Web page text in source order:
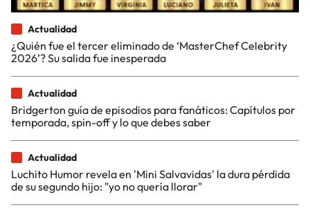
Actualidad
¿Quién fue el tercer eliminado de ‘MasterChef Celebrity
2026’? Su salida fue inesperada
Actualidad
Bridgerton guía de episodios para fanáticos: Capítulos por
temporada, spin-off y lo que debes saber
Actualidad
Luchito Humor revela en 'Mini Salvavidas' la dura pérdida
de su segundo hijo: "yo no quería llorar"